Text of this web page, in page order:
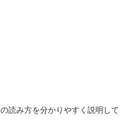
の読み方を分かりやすく説明して